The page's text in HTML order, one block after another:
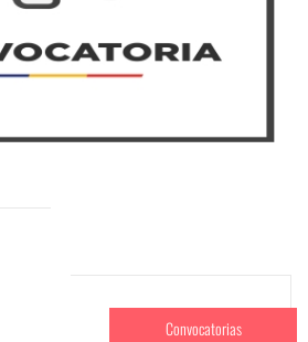
Convocatorias